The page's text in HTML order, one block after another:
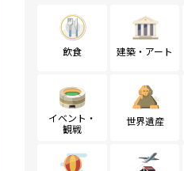
飲食 建築・アート
イベント・
観戦
世界遺産